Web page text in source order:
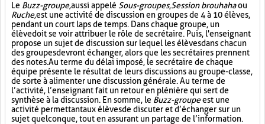
Le Buzz-groupe,aussi appelé Sous-groupes,Session brouhahaou
Ruche,est une activité de discussion en groupes de 4 à 10 élèves,
pendant un court laps de temps. Dans chaque groupe, un
élève doit se voir attribuer le rôle de secrétaire. Puis, l'enseignant
propose un sujet de discussion sur lequel les élèves dans chacun
des groupes devront échanger, alors que les secrétaires prennent
des notes. Au terme du délai imposé, le secrétaire de chaque
équipe présente le résultat de leurs discussions au groupe-classe,
de sorte à alimenter une discussion générale. Au terme de
l’activité, l’enseignant fait un retour en plénière qui sert de
synthèse à la discussion. En somme, le Buzz-groupeest une
activité permettant aux élèves de discuter et d’échanger sur un
sujet quelconque, tout en assurant un partage de l’information.